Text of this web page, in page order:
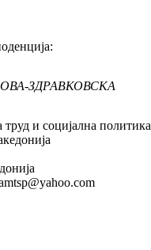
ЗДРАВКОВСКА
и социјална политика